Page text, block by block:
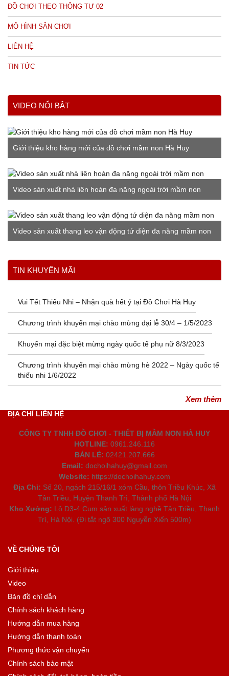
ĐỒ CHƠI THEO THÔNG TƯ 02
MÔ HÌNH SÂN CHƠI
LIÊN HỆ
TIN TỨC
VIDEO NỔI BẬT
Giới thiệu kho hàng mới của đồ chơi mầm non Hà Huy
Video sản xuất nhà liên hoàn đa năng ngoài trời mầm non
Video sản xuất thang leo vận động tứ diện đa năng mầm non
Xem thêm
TIN KHUYẾN MÃI
Vui Tết Thiếu Nhi – Nhận quà hết ý tại Đồ Chơi Hà Huy
Chương trình khuyến mại chào mừng đại lễ 30/4 – 1/5/2023
Khuyến mại đặc biệt mừng ngày quốc tế phụ nữ 8/3/2023
Chương trình khuyến mại chào mừng hè 2022 – Ngày quốc tế
thiếu nhi 1/6/2022
Xem thêm
ĐỊA CHỈ LIÊN HỆ
CÔNG TY TNHH ĐỒ CHƠI - THIẾT BỊ MẦM NON HÀ HUY
HOTLINE: 0961.246.116
BÁN LẺ: 02421.207.666
Email: dochoihahuy@gmail.com
Website: https://dochoihahuy.com
Địa Chỉ: Số 20, ngách 215/16/1 xóm Cầu, thôn Triều Khúc, Xã
Tân Triều, Huyện Thanh Trì, Thành phố Hà Nội
Kho Xưởng: Lô D3-4 Cụm sản xuất làng nghề Tân Triều, Thanh
Trì, Hà Nội. (Đi tắt ngõ 300 Nguyễn Xiển 500m)
VỀ CHÚNG TÔI
Giới thiệu
Video
Bản đồ chỉ dẫn
Chính sách khách hàng
Hướng dẫn mua hàng
Hướng dẫn thanh toán
Phương thức vận chuyển
Chính sách bảo mật